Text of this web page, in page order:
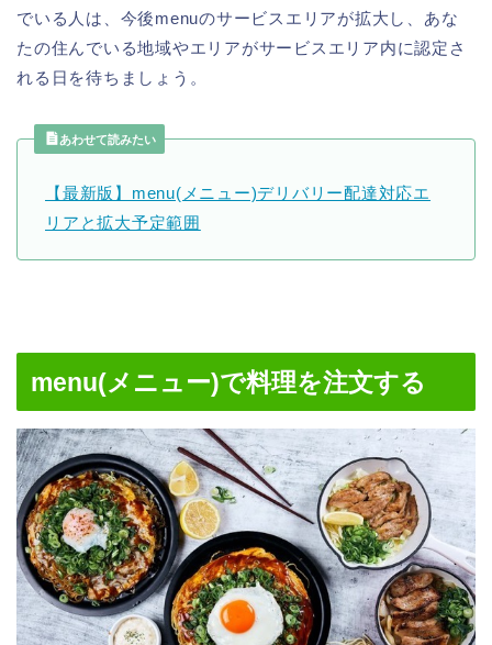
でいる人は、今後menuのサービスエリアが拡大し、あな
たの住んでいる地域やエリアがサービスエリア内に認定さ
れる日を待ちましょう。
あわせて読みたい
【最新版】menu(メニュー)デリバリー配達対応エ
リアと拡大予定範囲
menu(メニュー)で料理を注文する